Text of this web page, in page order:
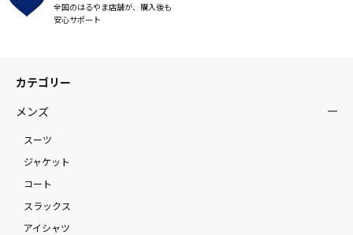
全国のはるやま店舗が、購入後も
安心サポート
カテゴリー
メンズ
スーツ
ジャケット
コート
スラックス
アイシャツ